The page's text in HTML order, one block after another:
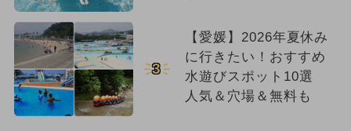
3
【愛媛】2026年夏休み
に行きたい！おすすめ
水遊びスポット10選
人気＆穴場＆無料も